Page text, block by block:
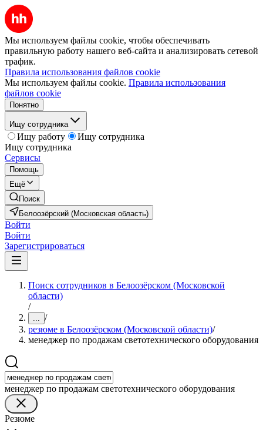
Мы используем файлы cookie, чтобы обеспечивать
правильную работу нашего веб-сайта и анализировать сетевой
трафик.
Правила использования файлов cookie
Мы используем файлы cookie. Правила использования
файлов cookie
Понятно
Ищу сотрудника
Ищу работу
Ищу сотрудника
Ищу сотрудника
Сервисы
Помощь
Ещё
Поиск
Белоозёрский (Московская область)
Войти
Войти
Зарегистрироваться
Поиск сотрудников в Белоозёрском (Московской
области)
/
... /
резюме в Белоозёрском (Московской области)/
менеджер по продажам светотехнического оборудования
менеджер по продажам светотехнического оборудования
Резюме